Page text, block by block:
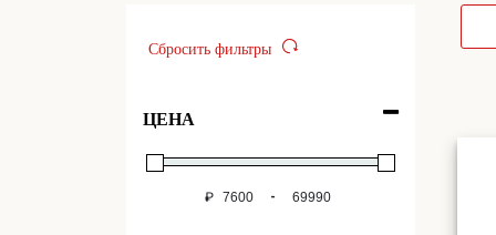
Сбросить фильтры
ЦЕНА
₽
Мин. цена
-
Макс. цена